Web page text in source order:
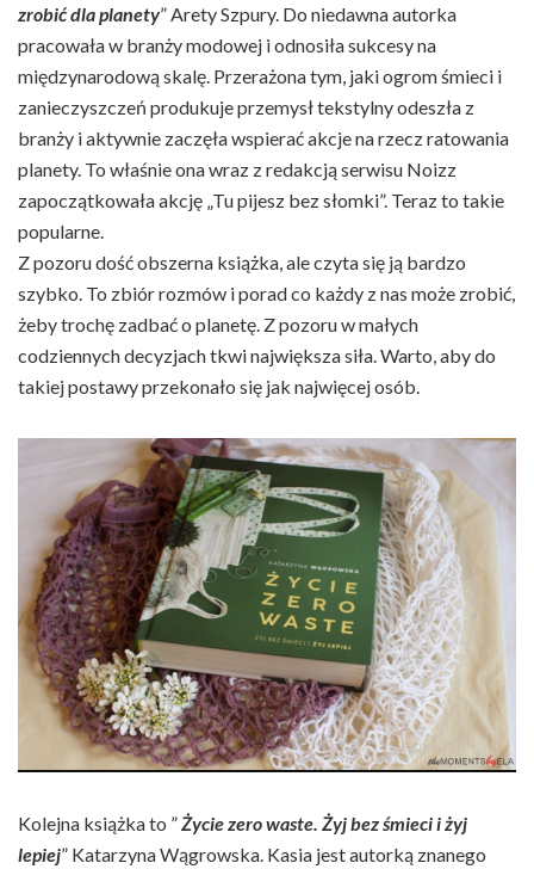
zrobić dla planety” Arety Szpury. Do niedawna autorka
pracowała w branży modowej i odnosiła sukcesy na
międzynarodową skalę. Przerażona tym, jaki ogrom śmieci i
zanieczyszczeń produkuje przemysł tekstylny odeszła z
branży i aktywnie zaczęła wspierać akcje na rzecz ratowania
planety. To właśnie ona wraz z redakcją serwisu Noizz
zapoczątkowała akcję „Tu pijesz bez słomki”. Teraz to takie
popularne.
Z pozoru dość obszerna książka, ale czyta się ją bardzo
szybko. To zbiór rozmów i porad co każdy z nas może zrobić,
żeby trochę zadbać o planetę. Z pozoru w małych
codziennych decyzjach tkwi największa siła. Warto, aby do
takiej postawy przekonało się jak najwięcej osób.
Kolejna książka to ”Życie zero waste. Żyj bez śmieci i żyj
lepiej” Katarzyna Wągrowska. Kasia jest autorką znanego